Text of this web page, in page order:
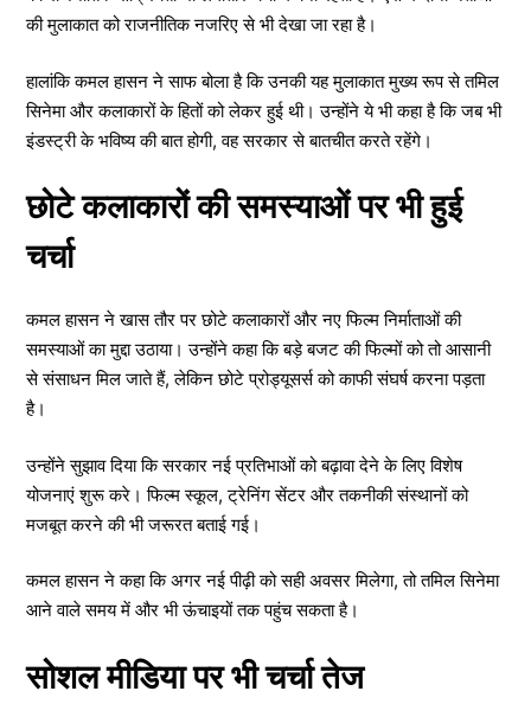
की मुलाकात को राजनीतिक नजरिए से भी देखा जा रहा है।
हालांकि कमल हासन ने साफ बोला है कि उनकी यह मुलाकात मुख्य रूप से तमिल
सिनेमा और कलाकारों के हितों को लेकर हुई थी। उन्होंने ये भी कहा है कि जब भी
इंडस्ट्री के भविष्य की बात होगी, वह सरकार से बातचीत करते रहेंगे।
छोटे कलाकारों की समस्याओं पर भी हुई
चर्चा
कमल हासन ने खास तौर पर छोटे कलाकारों और नए फिल्म निर्माताओं की
समस्याओं का मुद्दा उठाया। उन्होंने कहा कि बड़े बजट की फिल्मों को तो आसानी
से संसाधन मिल जाते हैं, लेकिन छोटे प्रोड्यूसर्स को काफी संघर्ष करना पड़ता
है।
उन्होंने सुझाव दिया कि सरकार नई प्रतिभाओं को बढ़ावा देने के लिए विशेष
योजनाएं शुरू करे। फिल्म स्कूल, ट्रेनिंग सेंटर और तकनीकी संस्थानों को
मजबूत करने की भी जरूरत बताई गई।
कमल हासन ने कहा कि अगर नई पीढ़ी को सही अवसर मिलेगा, तो तमिल सिनेमा
आने वाले समय में और भी ऊंचाइयों तक पहुंच सकता है।
सोशल मीडिया पर भी चर्चा तेज